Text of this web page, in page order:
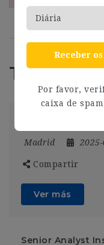
Trabajos
Madrid
Compartir
Ver más
Senior Analyst
Receber
Por favor,
caixa de